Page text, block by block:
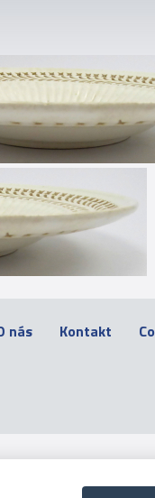
nás Kontakt